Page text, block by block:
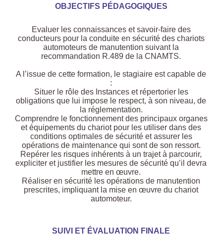
OBJECTIFS PÉDAGOGIQUES
Evaluer les connaissances et savoir-faire des
conducteurs pour la conduite en sécurité des chariots
automoteurs de manutention suivant la
recommandation R.489 de la CNAMTS.
A l’issue de cette formation, le stagiaire est capable de
:
Situer le rôle des Instances et répertorier les
obligations que lui impose le respect, à son niveau, de
la réglementation.
Comprendre le fonctionnement des principaux organes
et équipements du chariot pour les utiliser dans des
conditions optimales de sécurité et assurer les
opérations de maintenance qui sont de son ressort.
Repérer les risques inhérents à un trajet à parcourir,
expliciter et justifier les mesures de sécurité qu’il devra
mettre en œuvre.
Réaliser en sécurité les opérations de manutention
prescrites, impliquant la mise en œuvre du chariot
automoteur.
SUIVI ET ÉVALUATION FINALE